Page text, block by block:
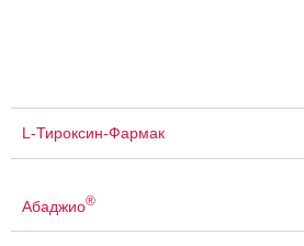
L-Тироксин-Фармак
Абаджио®